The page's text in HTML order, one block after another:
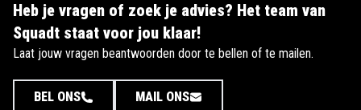
Heb je vragen of zoek je advies? Het team van
Squadt staat voor jou klaar!
Laat jouw vragen beantwoorden door te bellen of te mailen.
BEL ONS MAIL ONS